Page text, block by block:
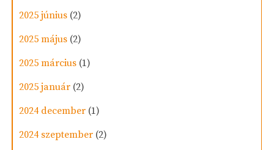
2025 június (2)
2025 május (2)
2025 március (1)
2025 január (2)
2024 december (1)
2024 szeptember (2)